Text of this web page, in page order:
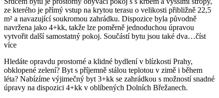
ze kterého je přímý vstup na krytou terasu o velikosti přibližně 22,5
m² a navazující soukromou zahrádku. Dispozice byla původně
navržena jako 4+kk, takže lze poměrně jednoduchou úpravou
vytvořit další samostatný pokoj. Součástí bytu jsou také dva…číst
více
Hledáte opravdu prostorné a klidné bydlení v blízkosti Prahy,
obklopené zelení? Byt s příjemně stálou teplotou v zimě i během
léta? Nabízíme výjimečný byt 3+kk se zahrádkou s možností snadné
úpravy na dispozici 4+kk v oblíbených Dolních Břežanech.